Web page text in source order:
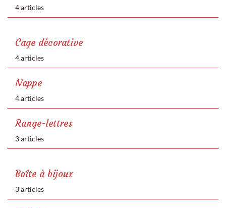
4 articles
Cage décorative
4 articles
Nappe
4 articles
Range-lettres
3 articles
Boîte à bijoux
3 articles